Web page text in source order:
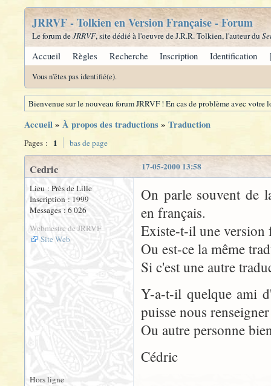
JRRVF - Tolkien en Version Française - Forum
Le forum deJRRVF, site dédié à l'oeuvre de J.R.R. Tolkien, l'auteur du
Accueil Règles Recherche Inscription Identification
Vous n'êtes pas identifié(e).
Bienvenue sur le nouveau forum JRRVF ! En cas de problème avec
Accueil» À propos des traductions» Traduction
Pages : 1 bas de page
17-05-2000 13:58
Cedric
Lieu : Près de Lille
Inscription : 1999
Messages : 6 026
Webmestre de JRRVF
Site Web
On parle souvent de
en français.
Existe-t-il une version
Ou est-ce la même
Si c'est une autre
Y-a-t-il quelque ami
puisse nous
Ou autre personne
Cédric
Hors ligne